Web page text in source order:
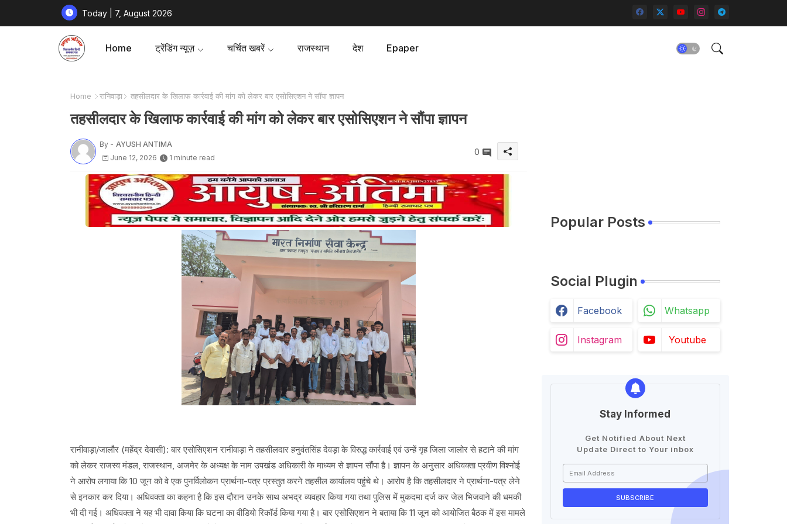
Today | 7, August 2026
Home ट्रेंडिंग न्यूज़ चर्चित खबरें राजस्थान देश Epaper
Home रानिवाड़ा तहसीलदार के खिलाफ कार्रवाई की मांग को लेकर बार एसोसिएशन ने सौंपा ज्ञापन
तहसीलदार के खिलाफ कार्रवाई की मांग को लेकर बार एसोसिएशन ने सौंपा ज्ञापन
By - AYUSH ANTIMA
June 12, 2026
1 minute read
0
रानीवाड़ा/जालौर (महेंद्र देवासी): बार एसोसिएशन रानीवाड़ा ने तहसीलदार हनुवंतसिंह देवड़ा के विरुद्ध कार्रवाई एवं उन्हें गृह जिला जालोर से हटाने की मांग
को लेकर राजस्व मंडल, राजस्थान, अजमेर के अध्यक्ष के नाम उपखंड अधिकारी के माध्यम से ज्ञापन सौंपा है। ज्ञापन के अनुसार अधिवक्ता प्रवीण विश्नोई
ने आरोप लगाया कि 10 जून को वे एक पुनर्विलोकन प्रार्थना-पत्र प्रस्तुत करने तहसील कार्यालय पहुंचे थे। आरोप है कि तहसीलदार ने प्रार्थना-पत्र लेने
से इनकार कर दिया। अधिवक्ता का कहना है कि इस दौरान उनके साथ अभद्र व्यवहार किया गया तथा पुलिस में मुकदमा दर्ज कर जेल भिजवाने की धमकी
भी दी गई। अधिवक्ता ने यह भी दावा किया कि घटना का वीडियो रिकॉर्ड किया गया है। बार एसोसिएशन ने बताया कि 11 जून को आयोजित बैठक में इस मामले
Popular Posts
Social Plugin
Facebook Whatsapp
Instagram Youtube
Stay Informed
Get Notified About Next
Update Direct to Your inbox